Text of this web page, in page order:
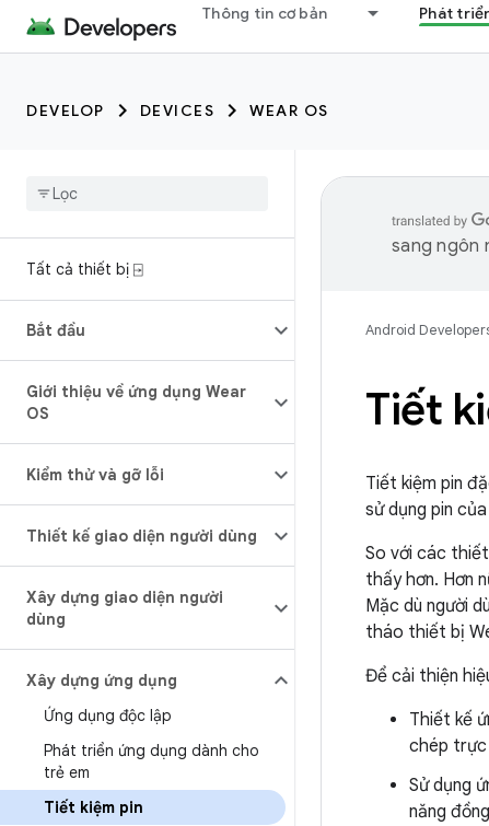
Thông tin cơ bản Phát
DEVELOP DEVICES WEAR OS
Tất cả thiết bị ⍈
Bắt đầu
Giới thiệu về ứng dụng Wear
OS
Kiểm thử và gỡ lỗi
Thiết kế giao diện người dùng
Xây dựng giao diện người
dùng
Xây dựng ứng dụng
Ứng dụng độc lập
Phát triển ứng dụng dành cho
trẻ em
Tiết kiệm pin
sang ngôn
Android
Tiết
Tiết kiệm pin
sử dụng pin
So với các thiết
thấy hơn. Hơn
Mặc dù người
tháo thiết bị
Để cải thiện
Thiết kế
chép trực
Sử dụng
năng